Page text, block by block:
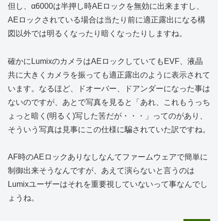
但し、α6000は半押し時AEロックを無効に出来ますし、
AEロックされている場合は当たり前に適正露出になる構
図以外では明るくなったり暗くなったりしますね。
確かにLumixのカメラはAEロックしていてもEVF、液晶
共に大きくカメラを振っても適正露出のように表示されて
います。なるほど、ドオーバー、ドアンダーになった事は
ないのですが、あとで写真を見ると「あれ、これもうっち
ょっと暗く(明るく)写した筈だが・・・」ってのがあり、
そういう写真は見事にこの仕様に騙されていた訳ですね。
AF時のAEロックありなしなんてファームウェアで簡単に
制御出来そうなんですが、あえて演らないと言うのは
Lumixユーザーはそれを重要視していないって事なんでし
ょうね。